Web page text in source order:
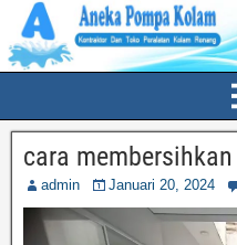
cara
admin Januari 20, 2024